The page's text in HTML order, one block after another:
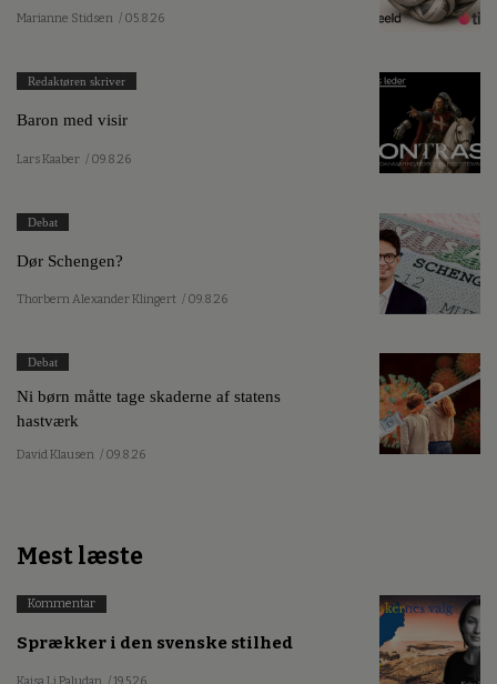
Marianne Stidsen / 05.8.26
Redaktøren skriver
Baron med visir
Lars Kaaber / 09.8.26
Debat
Dør Schengen?
Thorbern Alexander Klingert / 09.8.26
Debat
Ni børn måtte tage skaderne af statens
hastværk
David Klausen / 09.8.26
Mest læste
Kommentar
Sprækker i den svenske stilhed